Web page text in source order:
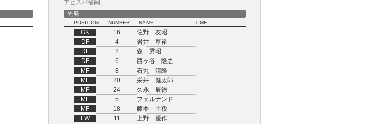
アビスパ福岡
先発
POSITION NUMBER NAME TIME
GK 16
佐野 友昭
DF
4
岩井 厚裕
DF
2
森 秀昭
DF
6
西ヶ谷 隆之
MF
8
石丸 清隆
MF
20
栄井 健太郎
MF
24
久永 辰徳
MF
5
フェルナンド
MF
18
藤本 主税
FW
11
上野 優作